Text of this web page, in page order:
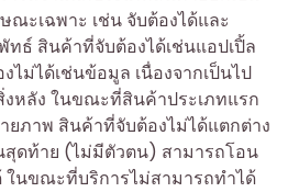
ะเฉพาะ เช่น จับต้องได้และ
ธ์ สินค้าที่จับต้องได้เช่นแอปเปิ้ล
ไม่ได้เช่นข้อมูล เนื่องจากเป็นไป
หลัง ในขณะที่สินค้าประเภทแรก
ภาพ สินค้าที่จับต้องไม่ได้แตกต่าง
ดท้าย (ไม่มีตัวตน) สามารถโอน
ในขณะที่บริการไม่สามารถทำได้